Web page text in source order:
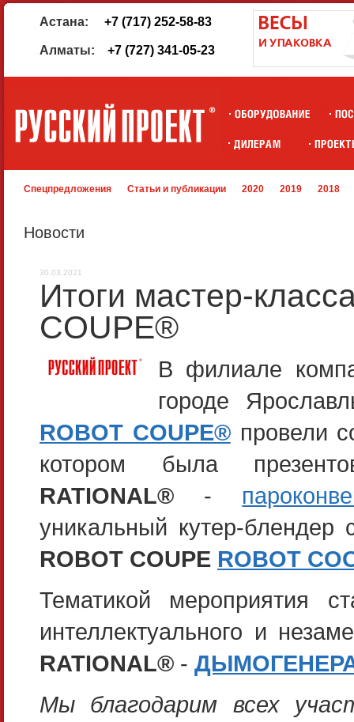
Астана: +7 (717) 252-58-83
Алматы: +7 (727) 341-05-23
Спецпредложения Статьи и публикации 2020 2019 2018
Новости
30.03.2021
Итоги мастер-
COUPE®
В филиале
городе
ROBOT COUPE®провели
котором была
RATIONAL® -
уникальный кутер-
ROBOT COUPE ROBOT
Тематикой мероприятия
интеллектуального и
RATIONAL® -
Мы благодарим всех